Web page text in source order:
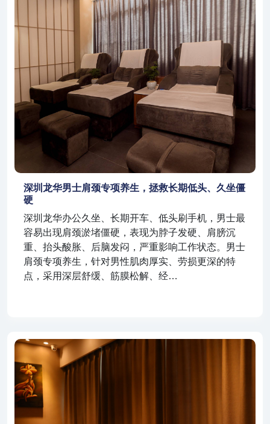
深圳龙华男士肩颈专项养生，拯救长期低头、久坐僵
硬
深圳龙华办公久坐、长期开车、低头刷手机，男士最
容易出现肩颈淤堵僵硬，表现为脖子发硬、肩膀沉
重、抬头酸胀、后脑发闷，严重影响工作状态。男士
肩颈专项养生，针对男性肌肉厚实、劳损更深的特
点，采用深层舒缓、筋膜松解、经…